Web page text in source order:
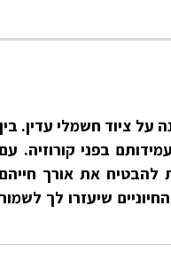
על ציוד חשמלי עדין. בין
בפני קורוזיה. עם
להבטיח את אורך חייהם
שיעזרו לך לשמור